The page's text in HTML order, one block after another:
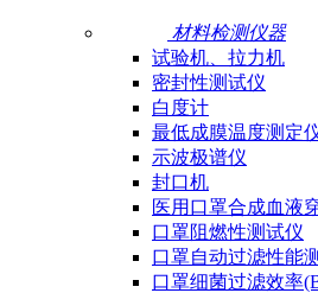
材料检测仪器
试验机、拉力机
密封性测试仪
白度计
最低成膜温度测定
示波极谱仪
封口机
医用口罩合成血液
口罩阻燃性测试仪
口罩自动过滤性能
口罩细菌过滤效率